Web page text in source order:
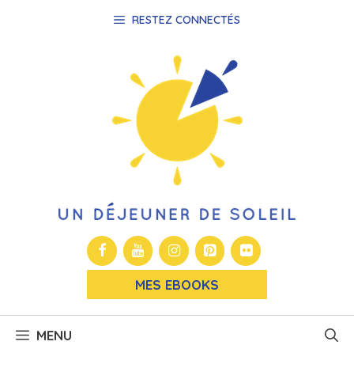
RESTEZ CONNECTÉS
MES EBOOKS
MENU